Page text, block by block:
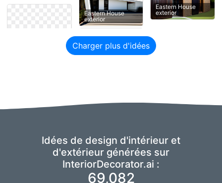
Eastern House
exterior
Eastern House
exterior
Charger plus d'idées
Idées de design d'intérieur et
d'extérieur générées sur
InteriorDecorator.ai :
69,082